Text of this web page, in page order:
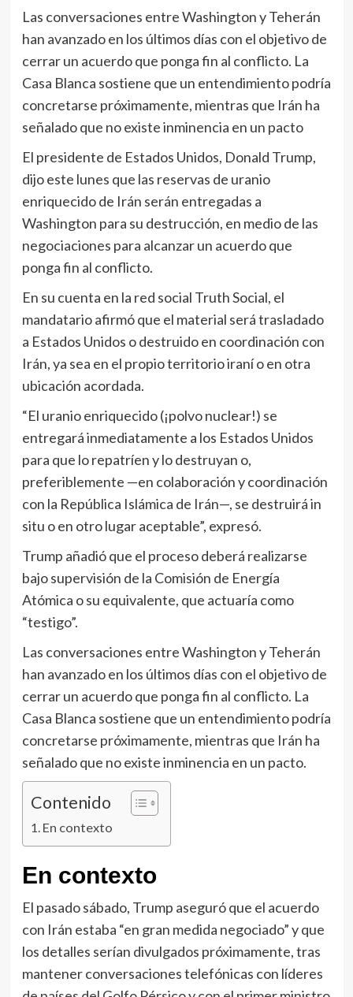
Las conversaciones entre Washington y Teherán
han avanzado en los últimos días con el objetivo de
cerrar un acuerdo que ponga fin al conflicto. La
Casa Blanca sostiene que un entendimiento podría
concretarse próximamente, mientras que Irán ha
señalado que no existe inminencia en un pacto
El presidente de Estados Unidos, Donald Trump,
dijo este lunes que las reservas de uranio
enriquecido de Irán serán entregadas a
Washington para su destrucción, en medio de las
negociaciones para alcanzar un acuerdo que
ponga fin al conflicto.
En su cuenta en la red social Truth Social, el
mandatario afirmó que el material será trasladado
a Estados Unidos o destruido en coordinación con
Irán, ya sea en el propio territorio iraní o en otra
ubicación acordada.
“El uranio enriquecido (¡polvo nuclear!) se
entregará inmediatamente a los Estados Unidos
para que lo repatríen y lo destruyan o,
preferiblemente —en colaboración y coordinación
con la República Islámica de Irán—, se destruirá in
situ o en otro lugar aceptable”, expresó.
Trump añadió que el proceso deberá realizarse
bajo supervisión de la Comisión de Energía
Atómica o su equivalente, que actuaría como
“testigo”.
Las conversaciones entre Washington y Teherán
han avanzado en los últimos días con el objetivo de
cerrar un acuerdo que ponga fin al conflicto. La
Casa Blanca sostiene que un entendimiento podría
concretarse próximamente, mientras que Irán ha
señalado que no existe inminencia en un pacto.
Contenido
En contexto
En contexto
El pasado sábado, Trump aseguró que el acuerdo
con Irán estaba “en gran medida negociado” y que
los detalles serían divulgados próximamente, tras
mantener conversaciones telefónicas con líderes